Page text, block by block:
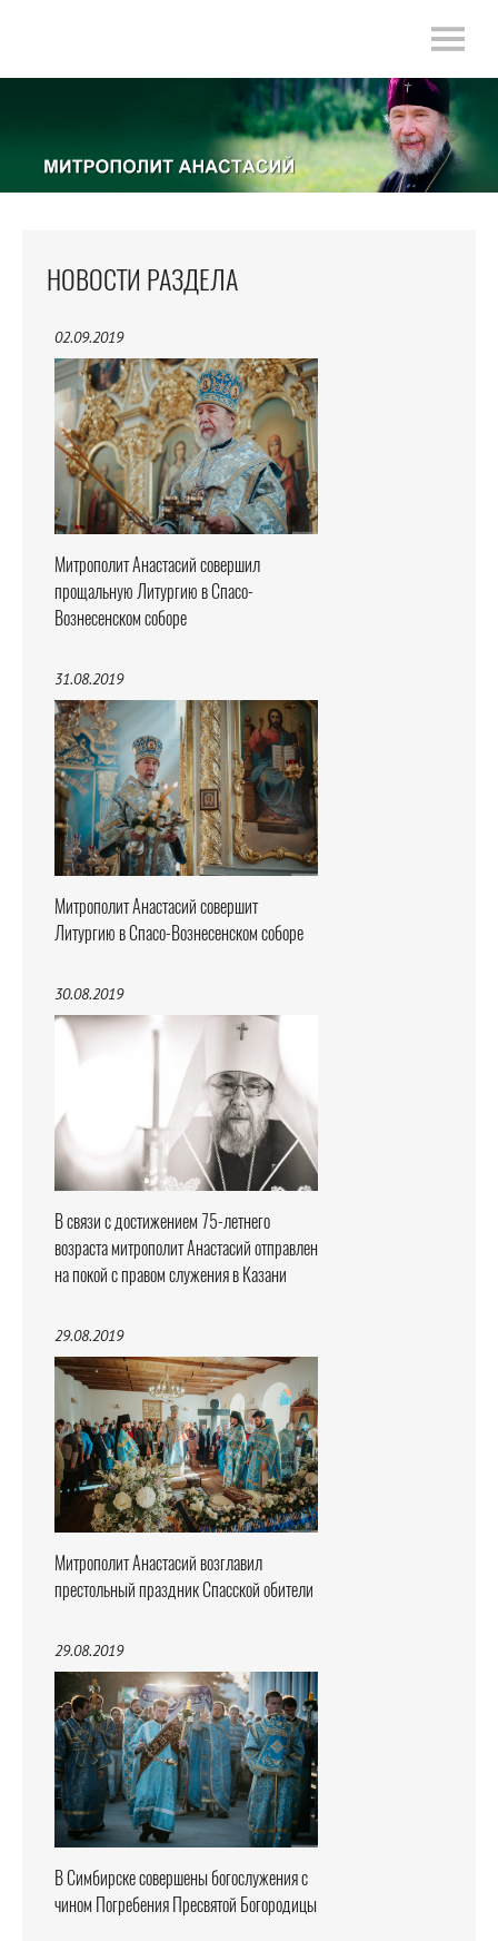
НОВОСТИ РАЗДЕЛА
02.09.2019
Митрополит Анастасий совершил
прощальную Литургию в Спасо-
Вознесенском соборе
31.08.2019
Митрополит Анастасий совершит
Литургию в Спасо-Вознесенском соборе
30.08.2019
В связи с достижением 75-летнего
возраста митрополит Анастасий отправлен
на покой с правом служения в Казани
29.08.2019
Митрополит Анастасий возглавил
престольный праздник Спасской обители
29.08.2019
В Симбирске совершены богослужения с
чином Погребения Пресвятой Богородицы